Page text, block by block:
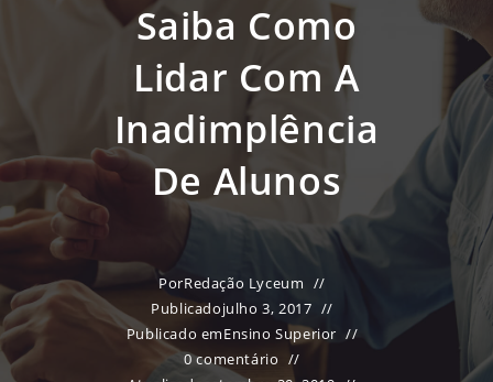
Saiba Como
Lidar Com A
Inadimplência
De Alunos
PorRedação Lyceum
Publicadojulho 3, 2017
Publicado emEnsino Superior
0 comentário